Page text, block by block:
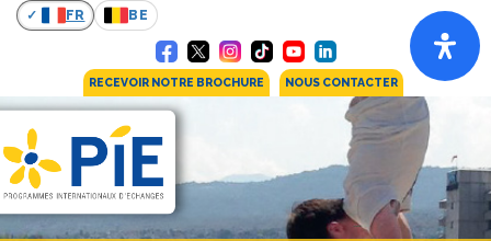
FR BE
RECEVOIR NOTRE BROCHURE NOUS CONTACTER